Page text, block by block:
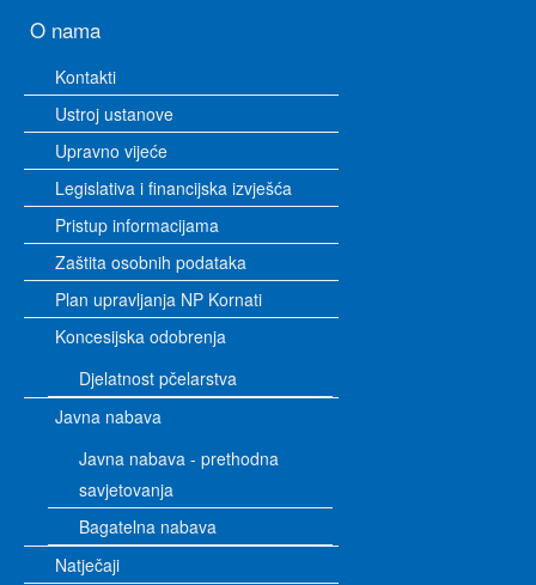
O nama
Kontakti
Ustroj ustanove
Upravno vijeće
Legislativa i financijska izvješća
Pristup informacijama
Zaštita osobnih podataka
Plan upravljanja NP Kornati
Koncesijska odobrenja
Djelatnost pčelarstva
Javna nabava
Javna nabava - prethodna
savjetovanja
Bagatelna nabava
Natječaji